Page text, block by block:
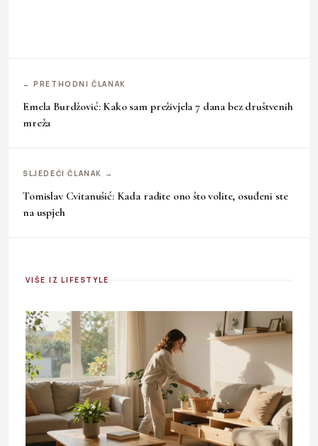
← PRETHODNI ČLANAK
Emela Burdžović: Kako sam preživjela 7 dana bez društvenih
mreža
SLJEDEĆI ČLANAK →
Tomislav Cvitanušić: Kada radite ono što volite, osuđeni ste
na uspjeh
VIŠE IZ LIFESTYLE